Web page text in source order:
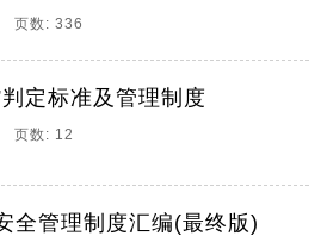
页数: 336
判定标准及管理制度
页数: 12
全管理制度汇编(最终版)